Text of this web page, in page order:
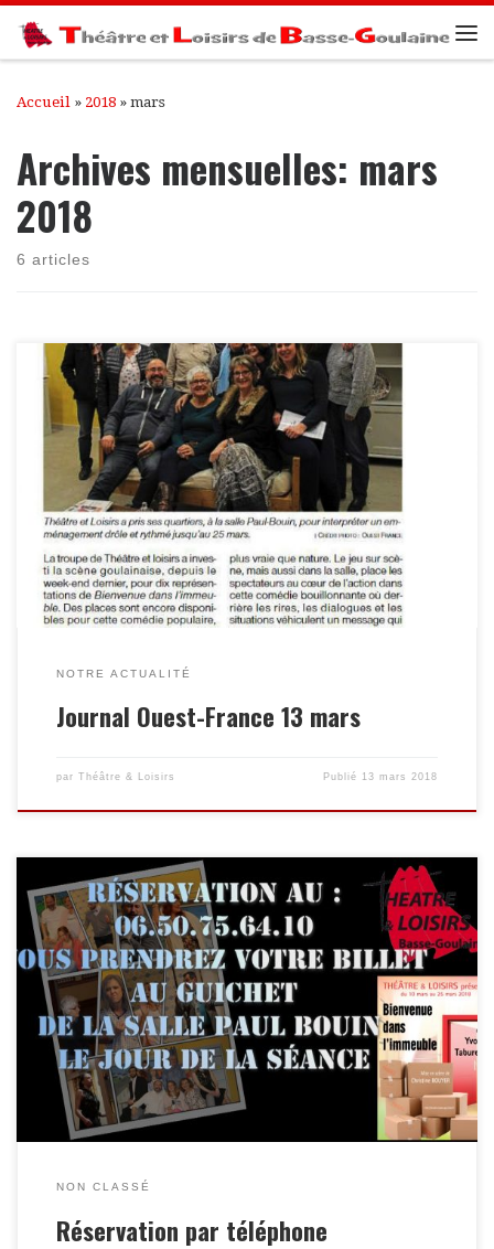
Passer au contenu
Accueil » 2018 » mars
Archives mensuelles: mars
2018
6 articles
NOTRE ACTUALITÉ
Journal Ouest-France 13 mars
par Théâtre & Loisirs Publié 13 mars 2018
Vous téléphonez votre demande de réservation au
06.50.75.64.10 et vous récupérez votre billet au guichet de la
salle Paul bouin le jour de la séance.
NON CLASSÉ
Réservation par téléphone